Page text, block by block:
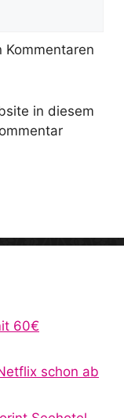
in diesem
60€
schon ab